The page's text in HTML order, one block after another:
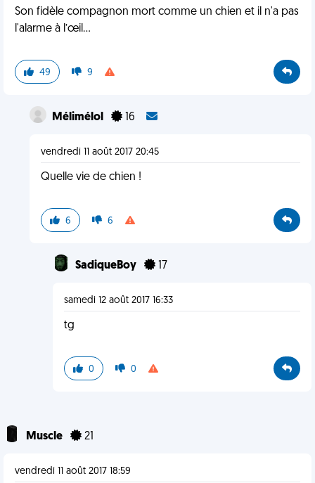
Son fidèle compagnon mort comme un chien et il n'a pas
l'alarme à l’œil...
49 9
Mélimélol 16
vendredi 11 août 2017 20:45
Quelle vie de chien !
6 6
SadiqueBoy 17
samedi 12 août 2017 16:33
tg
0 0
Muscle 21
vendredi 11 août 2017 18:59